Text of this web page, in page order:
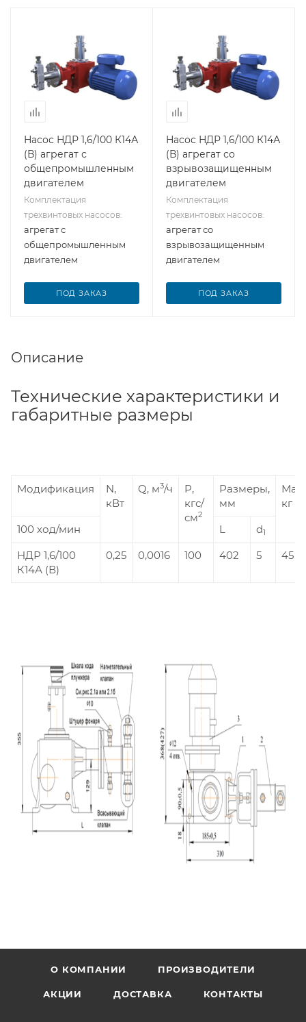
Насос НДР 1,6/100 К14А
(В) агрегат с
общепромышленным
двигателем
Комплектация
трехвинтовых насосов:
агрегат с
общепромышленным
двигателем
ПОД ЗАКАЗ
Насос НДР 1,6/100 К14А
(В) агрегат со
взрывозащищенным
двигателем
Комплектация
трехвинтовых насосов:
агрегат со
взрывозащищенным
двигателем
ПОД ЗАКАЗ
Описание
Технические характеристики и
габаритные размеры
Модификация
N,
кВт
Q, м3/ч
P,
кгс/
см2
Размеры,
мм
кг
100 ход/мин
L d1
НДР 1,6/100
К14А (В)
0,25 0,0016 100 402 5 45
О КОМПАНИИ ПРОИЗВОДИТЕЛИ
АКЦИИ ДОСТАВКА КОНТАКТЫ